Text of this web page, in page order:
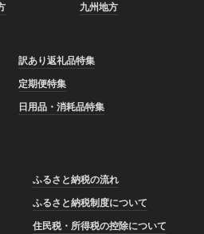
九州地方
訳あり返礼品特集
定期便特集
日用品・消耗品特集
ふるさと納税の流れ
ふるさと納税制度について
住民税・所得税の控除について